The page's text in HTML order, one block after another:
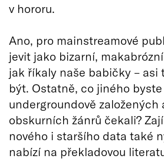
v hororu.
Ano, pro mainstreamové
jevit jako bizarní,
jak říkaly naše babičky – asi
být. Ostatně, co jiného byste
undergroundově založených
obskurních žánrů čekali?
nového i staršího data také
nabízí na překladovou